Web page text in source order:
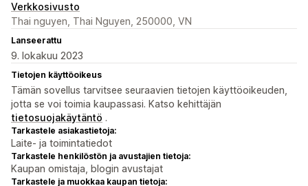
Verkkosivusto
Thai nguyen, Thai Nguyen, 250000, VN
Lanseerattu
9. lokakuu 2023
Tietojen käyttöoikeus
Tämän sovellus tarvitsee seuraavien tietojen käyttöoikeuden,
jotta se voi toimia kaupassasi. Katso kehittäjän
tietosuojakäytäntö .
Tarkastele asiakastietoja:
Laite- ja toimintatiedot
Tarkastele henkilöstön ja avustajien tietoja:
Kaupan omistaja, blogin avustajat
Tarkastele ja muokkaa kaupan tietoja: